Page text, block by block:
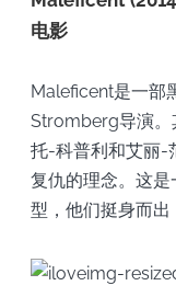
电影
Maleficent是一部
Stromberg导演。
托-科普利和艾丽-
复仇的理念。这
型，他们挺身而出